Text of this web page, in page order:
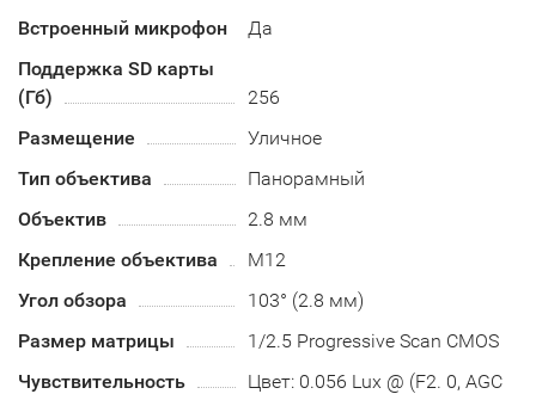
Встроенный микрофон
Да
Поддержка SD карты
(Гб)
256
Размещение
Уличное
Тип объектива
Панорамный
Объектив
2.8 мм
Крепление объектива
М12
Угол обзора
103° (2.8 мм)
Размер матрицы
1/2.5 Progressive Scan CMOS
Чувствительность
Цвет: 0.056 Lux @ (F2. 0, AGC